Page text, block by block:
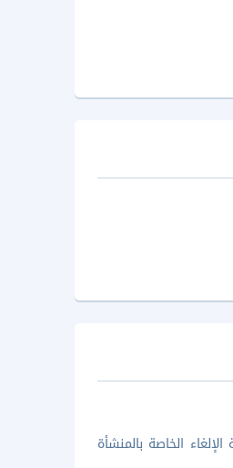
الخاصة بالمنشأة